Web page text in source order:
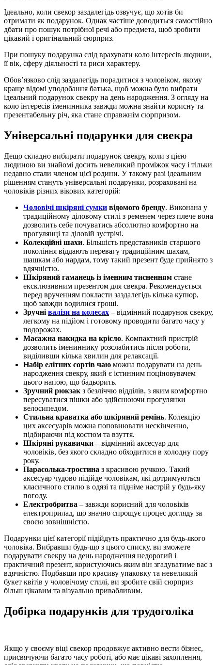
Ідеально, коли свекор заздалегідь озвучує, що хотів би
отримати як подарунок. Однак частіше доводиться самостійно
дбати про пошук потрібної речі або предмета, щоб зробити
цікавий і оригінальний сюрприз.
При пошуку подарунка слід врахувати коло інтересів людини,
її вік, сферу діяльності та риси характеру.
Обов’язково слід заздалегідь порадитися з чоловіком, якому
краще відомі уподобання батька, щоб можна було вибрати
ідеальний подарунок свекру на день народження. З огляду на
коло інтересів іменинника завжди можна знайти корисну та
презентабельну річ, яка стане справжнім сюрпризом.
Універсальні подарунки для свекра
Дещо складно вибирати подарунок свекру, коли з цією
людиною ви знайомі досить невеликий проміжок часу і тільки
недавно стали членом цієї родини. У такому разі ідеальним
рішенням стануть універсальні подарунки, розраховані на
чоловіків різних вікових категорій:
Чоловічі шкіряні сумки відомого бренду. Виконана у
традиційному діловому стилі з ременем через плече вона
дозволить себе почуватись абсолютно комфортно на
прогулянці та діловій зустрічі.
Колекційні шахи. Більшість представників старшого
покоління віддають перевагу традиційним шахам,
шашкам або нардам, тому такий презент буде прийнято з
вдячністю.
Шкіряний гаманець із іменним тисненням стане
ексклюзивним презентом для свекра. Рекомендується
перед врученням покласти заздалегідь кілька купюр,
щоб завжди водилися гроші.
Зручні валізи на колесах – відмінний подарунок свекру,
легкому на підйом і готовому проводити багато часу у
подорожах.
Масажна накидка на крісло. Компактний пристрій
дозволить імениннику розслабитись після роботи,
виділивши кілька хвилин для релаксації.
Набір елітних сортів чаю можна подарувати на день
народження свекру, який є істинним поціновувачем
цього напою, що бадьорить.
Зручний рюкзак з безліччю відділів, з яким комфортно
пересуватися пішки або здійснюючи прогулянки
велосипедом.
Стильна краватка або шкіряний ремінь. Колекцію
цих аксесуарів можна поповнювати нескінченно,
підбираючи під костюм та взуття.
Шкіряні рукавички – відмінний аксесуар для
чоловіків, без якого складно обходитися в холодну пору
року.
Парасолька-тростина з красивою ручкою. Такий
аксесуар чудово підійде чоловікам, які дотримуються
класичного стилю в одязі та підніме настрій у будь-яку
погоду.
Електробритва – завжди корисний для чоловіків
електроприлад, що значно спрощує процес догляду за
своєю зовнішністю.
Подарунки цієї категорії підійдуть практично для будь-якого
чоловіка. Вибравши будь-що з цього списку, ви зможете
подарувати свекру на день народження недорогий і
практичний презент, користуючись яким він згадуватиме вас з
вдячністю. Подбавши про красиву упаковку та невеликий
букет квітів у чоловічому стилі, ви зробите свій сюрприз
більш цікавим та візуально привабливим.
Добірка подарунків для трудоголіка
Якщо у своєму віці свекор продовжує активно вести бізнес,
присвячуючи багато часу роботі, або має цікаві захоплення,